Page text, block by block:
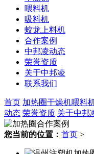
喂料机
吸料机
蛟龙上料机
合作案例
中邦凌动态
荣誉资质
关于中邦凌
联系我们
首页 加热圈干燥机喂料
动态 荣誉资质 关于中邦
您当前的位置： 首页 >